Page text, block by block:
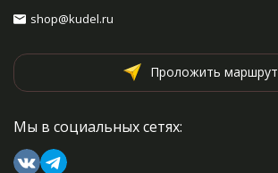
shop@kudel.ru
Проложить маршрут
Мы в социальных сетях: